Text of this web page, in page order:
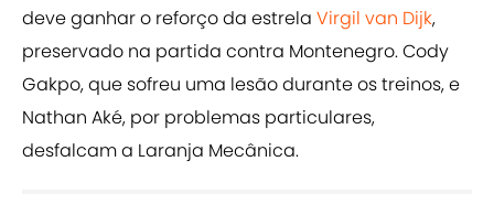
deve ganhar o reforço da estrela Virgil van Dijk,
preservado na partida contra Montenegro. Cody
Gakpo, que sofreu uma lesão durante os treinos, e
Nathan Aké, por problemas particulares,
desfalcam a Laranja Mecânica.